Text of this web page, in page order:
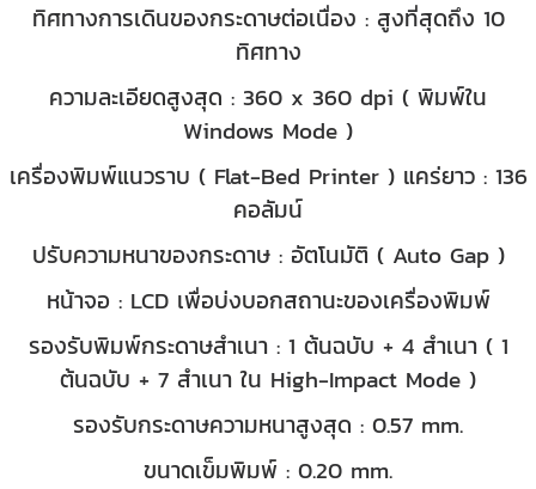
ทิศทางการเดินของกระดาษต่อเนื่อง : สูงที่สุดถึง 10
ทิศทาง
ความละเอียดสูงสุด : 360 x 360 dpi ( พิมพ์ใน
Windows Mode )
เครื่องพิมพ์แนวราบ ( Flat-Bed Printer ) แคร่ยาว : 136
คอลัมน์
ปรับความหนาของกระดาษ : อัตโนมัติ ( Auto Gap )
หน้าจอ : LCD เพื่อบ่งบอกสถานะของเครื่องพิมพ์
รองรับพิมพ์กระดาษสำเนา : 1 ต้นฉบับ + 4 สำเนา ( 1
ต้นฉบับ + 7 สำเนา ใน High-Impact Mode )
รองรับกระดาษความหนาสูงสุด : 0.57 mm.
ขนาดเข็มพิมพ์ : 0.20 mm.